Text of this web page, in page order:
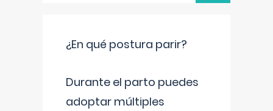
¿En qué postura parir?
Durante el parto puedes
adoptar múltiples